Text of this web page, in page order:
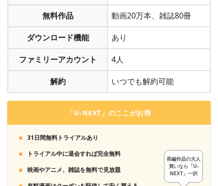
「月額メニュー」ならクレジット決済かキャリア決済、
「PayPay」「LINE Pay」「Apple Pay」「d払い」「PayPal」
「楽天Edy」「BitCash」「NET CASH」「楽天ペイ」
「WebMoney」「Amazon Pay」「Yahoo!ウォレット」も利用
できます。
ポイントを獲得し、好きな漫画を購入します
＞＞「コミックシーモア」に会員登録する
無料作品 動画20万本、雑誌80冊
ダウンロード機能 あり
ファミリーアカウント 4人
解約 いつでも解約可能
「U-NEXT」のここがお得
31日間無料トライアルあり
トライアル中に退会すれば完全無料
映画やアニメ、雑誌を無料で見放題
長編作品の大人
買いなら「U-
NEXT」一択